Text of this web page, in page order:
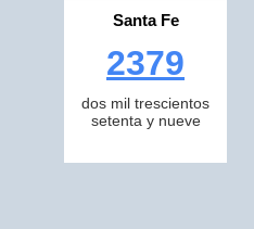
Santa Fe
2379
dos mil trescientos
setenta y nueve